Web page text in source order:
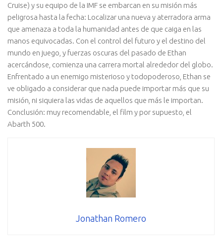
Cruise) y su equipo de la IMF se embarcan en su misión más
peligrosa hasta la fecha: Localizar una nueva y aterradora arma
que amenaza a toda la humanidad antes de que caiga en las
manos equivocadas. Con el control del futuro y el destino del
mundo en juego, y fuerzas oscuras del pasado de Ethan
acercándose, comienza una carrera mortal alrededor del globo.
Enfrentado a un enemigo misterioso y todopoderoso, Ethan se
ve obligado a considerar que nada puede importar más que su
misión, ni siquiera las vidas de aquellos que más le importan.
Conclusión: muy recomendable, el film y por supuesto, el
Abarth 500.
Jonathan Romero